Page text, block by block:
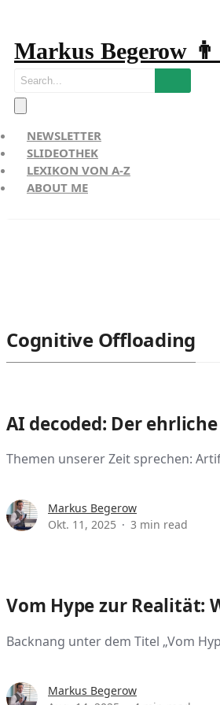
Markus Begerow
NEWSLETTER
SLIDEOTHEK
LEXIKON VON A-Z
ABOUT ME
Cognitive Offloading
AI decoded: Der
Themen unserer Zeit sprechen:
Markus Begerow
Okt. 11, 2025
3 min read
Vom Hype zur Realität:
Backnang unter dem Titel „Vom
Markus Begerow